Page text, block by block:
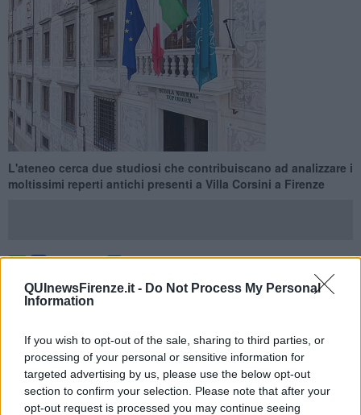
QUInewsFirenze.it - Do Not Process My Personal
Information
If you wish to opt-out of the sale, sharing to third parties, or
processing of your personal or sensitive information for
targeted advertising by us, please use the below opt-out
section to confirm your selection. Please note that after your
opt-out request is processed you may continue seeing
L'ateneo cerca due studiosi che contribuiscano ad analizzare i
moltissimi reperti antichi presenti a Villa Corsini a Firenze
PISA —La Scuola Normale attiva due assegni di ricerca per due
studiosi che contribuiscano ad analizzare i reperti antichi custodita
"Si tratta - spiega l'ateneo- di una mole ingente di statue, torsi
ideali, ritratti, epigrafi latine e greche, sarcofagi ed elementi
architettonici, che necessita di un duplice tipo di intervento: da una
parte si attende da anni una ricognizione di tutti questi materiali,
con la creazione di un database che raccolga le opere lapidee